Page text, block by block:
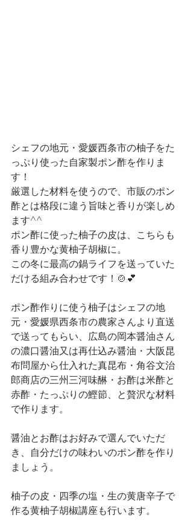
シェフの地元・愛媛西条市の柚子をた
っぷり使った自家製ポン酢を作りま
す！
厳選した材料を使うので、市販のポン
酢とは格段に違う旨味と香りが楽しめ
ます^^
ポン酢に使った柚子の皮は、こちらも
香り豊かな黄柚子胡椒に。
この冬に最高の鍋ライフを送っていた
だける組み合わせです！🍲💕
ポン酢作りに使う柚子はシェフの地
元・愛媛県西条市の農家さんより直送
で送ってもらい、広島の岡本醤油さん
の濃口醤油又は再仕込み醤油・大阪昆
布問屋から仕入れた真昆布・角谷文治
郎商店の三州三河味醂・お酢は米酢と
赤酢・たっぷりの鰹節、と贅沢な材料
で作ります。
醤油とお酢はお好みで選んでいただ
き、自分だけの味わいのポン酢を作り
ましょう。
柚子の皮・四季の塩・生の黄唐辛子で
作る黄柚子胡椒講座も行います。